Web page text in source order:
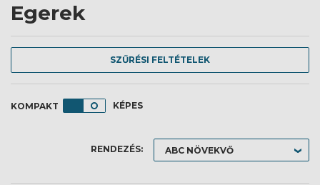
Egerek
SZŰRÉSI FELTÉTELEK
KÉPES
RENDEZÉS: